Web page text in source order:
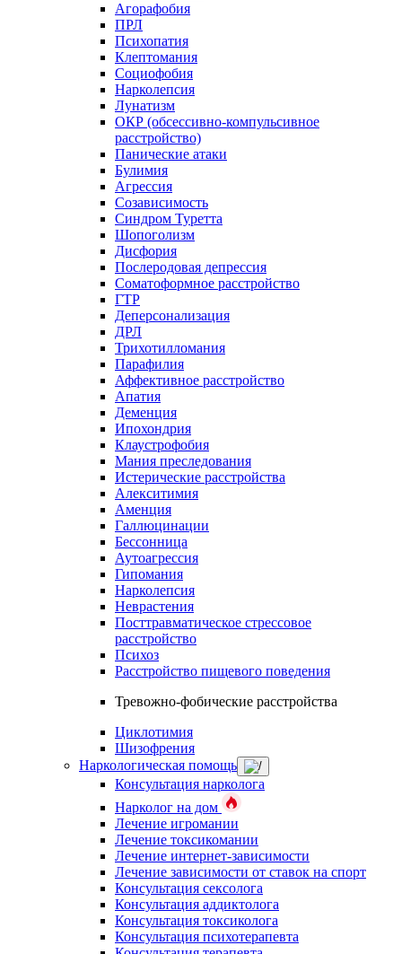
Агорафобия
ПРЛ
Психопатия
Клептомания
Социофобия
Нарколепсия
Лунатизм
ОКР (обсессивно-компульсивное
расстройство)
Панические атаки
Булимия
Агрессия
Созависимость
Синдром Туретта
Шопоголизм
Дисфория
Послеродовая депрессия
Соматоформное расстройство
ГТР
Деперсонализация
ДРЛ
Трихотилломания
Парафилия
Аффективное расстройство
Апатия
Деменция
Ипохондрия
Клаустрофобия
Мания преследования
Истерические расстройства
Алекситимия
Аменция
Галлюцинации
Бессонница
Аутоагрессия
Гипомания
Нарколепсия
Неврастения
Посттравматическое стрессовое
расстройство
Психоз
Расстройство пищевого поведения
Тревожно-фобические расстройства
Циклотимия
Шизофрения
Наркологическая помощь
Консультация нарколога
Нарколог на дом
Лечение игромании
Лечение токсикомании
Лечение интернет-зависимости
Лечение зависимости от ставок на спорт
Консультация сексолога
Консультация аддиктолога
Консультация токсиколога
Консультация психотерапевта